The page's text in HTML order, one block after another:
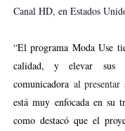
Canal HD, en Estados
“El programa Moda Use
calidad, y elevar sus
comunicadora al presentar
está muy enfocada en su
como destacó que el